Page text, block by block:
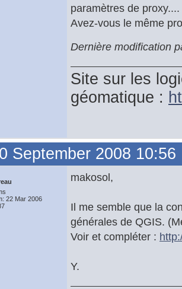
paramètres de proxy....
Avez-vous le même
Dernière modification
Site sur les
géomatique :
September 2008 10:56
22 Mar 2006
makosol,
Il me semble que la
générales de QGIS.
Voir et compléter :
Y.